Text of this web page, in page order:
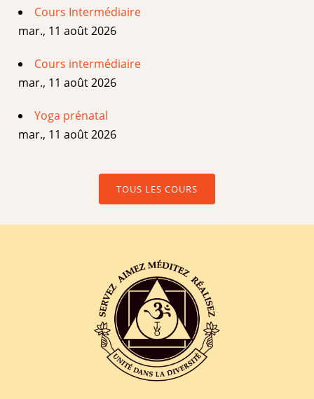
Cours Intermédiaire
mar., 11 août 2026
Cours intermédiaire
mar., 11 août 2026
Yoga prénatal
mar., 11 août 2026
TOUS LES COURS